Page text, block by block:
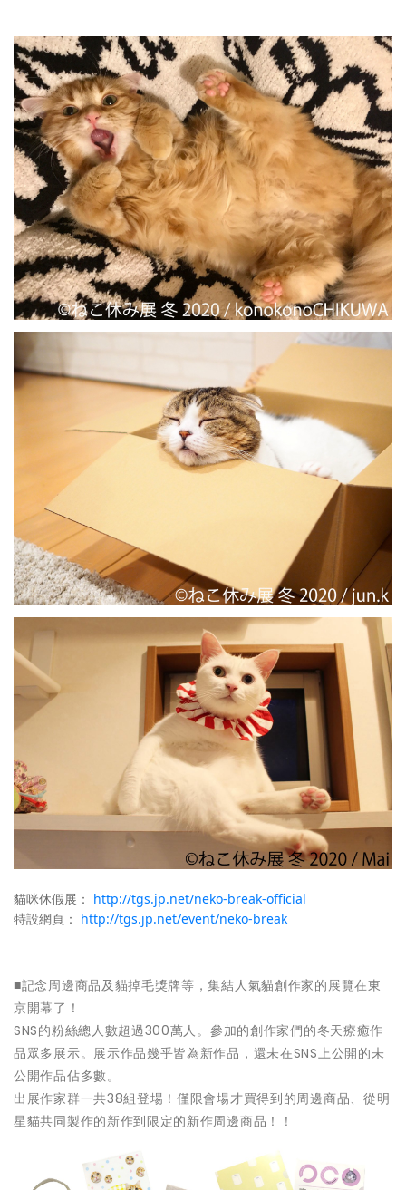
貓咪休假展： http://tgs.jp.net/neko-break-official
特設網頁： http://tgs.jp.net/event/neko-break
■記念周邊商品及貓掉毛獎牌等，集結人氣貓創作家的展覽在東
京開幕了！
SNS的粉絲總人數超過300萬人。參加的創作家們的冬天療癒作
品眾多展示。展示作品幾乎皆為新作品，還未在SNS上公開的未
公開作品佔多數。
出展作家群一共38組登場！僅限會場才買得到的周邊商品、從明
星貓共同製作的新作到限定的新作周邊商品！！